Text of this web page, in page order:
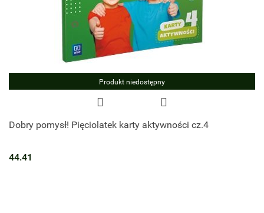
Produkt niedostępny
Dobry pomysł! Pięciolatek karty aktywności cz.4
44.41